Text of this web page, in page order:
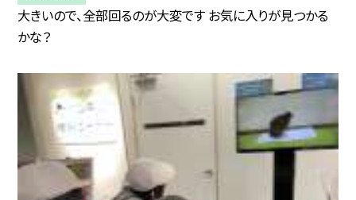
大きいので、全部回るのが大変です お気に入りが見つかる
かな？